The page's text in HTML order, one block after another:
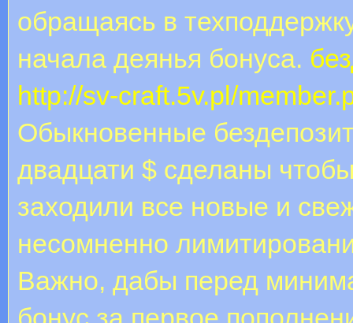
обращаясь в
начала деянья бонуса.
http://sv-craft.5v.pl/
Обыкновенные
двадцати $ сделаны
заходили все новые и
несомненно
Важно, дабы перед